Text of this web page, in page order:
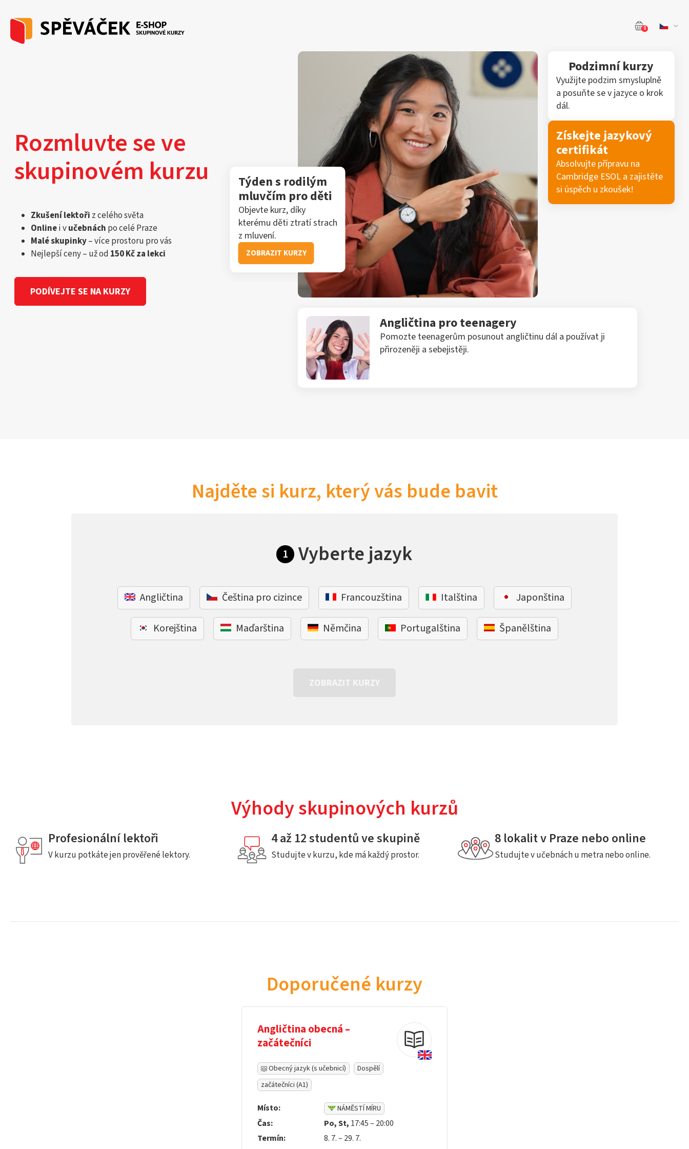
0
Rozmluvte se ve
skupinovém kurzu
Zkušení lektoři z celého světa
Onlinei vučebnách po celé Praze
Malé skupinky– více prostoru pro vás
Nejlepší ceny – už od 150 Kč za lekci
PODÍVEJTE SE NA KURZY
Týden s rodilým
mluvčím pro děti
Objevte kurz, díky
kterému děti ztratí strach
z mluvení.
ZOBRAZIT KURZY
Angličtina pro teenagery
Pomozte teenagerům posunout angličtinu dál a používat ji
přirozeněji a sebejistěji.
Podzimní kurzy
Využijte podzim smysluplně
a posuňte se v jazyce o krok
dál.
Získejte jazykový
certifikát
Absolvujte přípravu na
Cambridge ESOL a zajistěte
si úspěch u zkoušek!
Najděte si kurz, který vás bude bavit
1 Vyberte jazyk
Angličtina Čeština pro cizince Francouzština Italština Japonština
Korejština Maďarština Němčina Portugalština Španělština
ZOBRAZIT KURZY
Výhody skupinových kurzů
Profesionální lektoři
V kurzu potkáte jen prověřené lektory.
4 až 12 studentů ve skupině
Studujte v kurzu, kde má každý prostor.
8 lokalit v Praze nebo online
Studujte v učebnách u metra nebo online.
Doporučené kurzy
Angličtina obecná –
začátečníci
Obecný jazyk (s učebnicí)
Dospělí
začátečníci (A1)
Místo: NÁMĚSTÍ MÍRU
Čas: Po, St, 17:45 – 20:00
Termín:
8. 7. – 29. 7.